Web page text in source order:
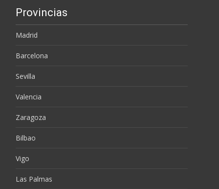
Provincias
Madrid
Barcelona
Sevilla
Valencia
Zaragoza
Bilbao
Vigo
Las Palmas